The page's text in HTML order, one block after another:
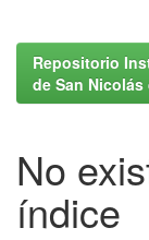
Repositorio
de San
No
índice